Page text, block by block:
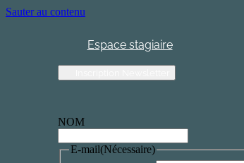
Sauter au contenu
Espace stagiaire
NOM
E-mail(Nécessaire)